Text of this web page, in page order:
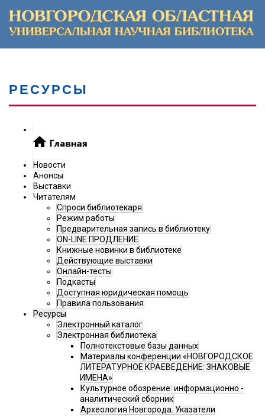
РЕСУРСЫ
Новости
Анонсы
Выставки
Читателям
Спроси библиотекаря
Режим работы
Предварительная запись в библиотеку
ON-LINE ПРОДЛЕНИЕ
Книжные новинки в библиотеке
Действующие выставки
Онлайн-тесты
Подкасты
Доступная юридическая помощь
Правила пользования
Ресурсы
Электронный каталог
Электронная библиотека
Полнотекстовые базы данных
Материалы конференции «НОВГОРОДСКОЕ
ЛИТЕРАТУРНОЕ КРАЕВЕДЕНИЕ: ЗНАКОВЫЕ
ИМЕНА»
Культурное обозрение: информационно -
аналитический сборник
Археология Новгорода. Указатели